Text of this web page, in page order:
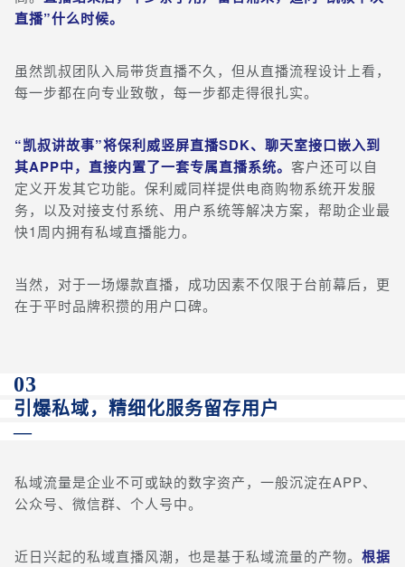
直播”什么时候。
虽然凯叔团队入局带货直播不久，但从直播流程设计上看，
每一步都在向专业致敬，每一步都走得很扎实。
“凯叔讲故事”将保利威竖屏直播SDK、聊天室接口嵌入到
其APP中，直接内置了一套专属直播系统。 客户还可以自
定义开发其它功能。保利威同样提供电商购物系统开发服
务，以及对接支付系统、用户系统等解决方案，帮助企业最
快1周内拥有私域直播能力。
当然，对于一场爆款直播，成功因素不仅限于台前幕后，更
在于平时品牌积攒的用户口碑。
03
引爆私域，精细化服务留存用户
—
私域流量是企业不可或缺的数字资产，一般沉淀在APP、
公众号、微信群、个人号中。
近日兴起的私域直播风潮，也是基于私域流量的产物。 根据